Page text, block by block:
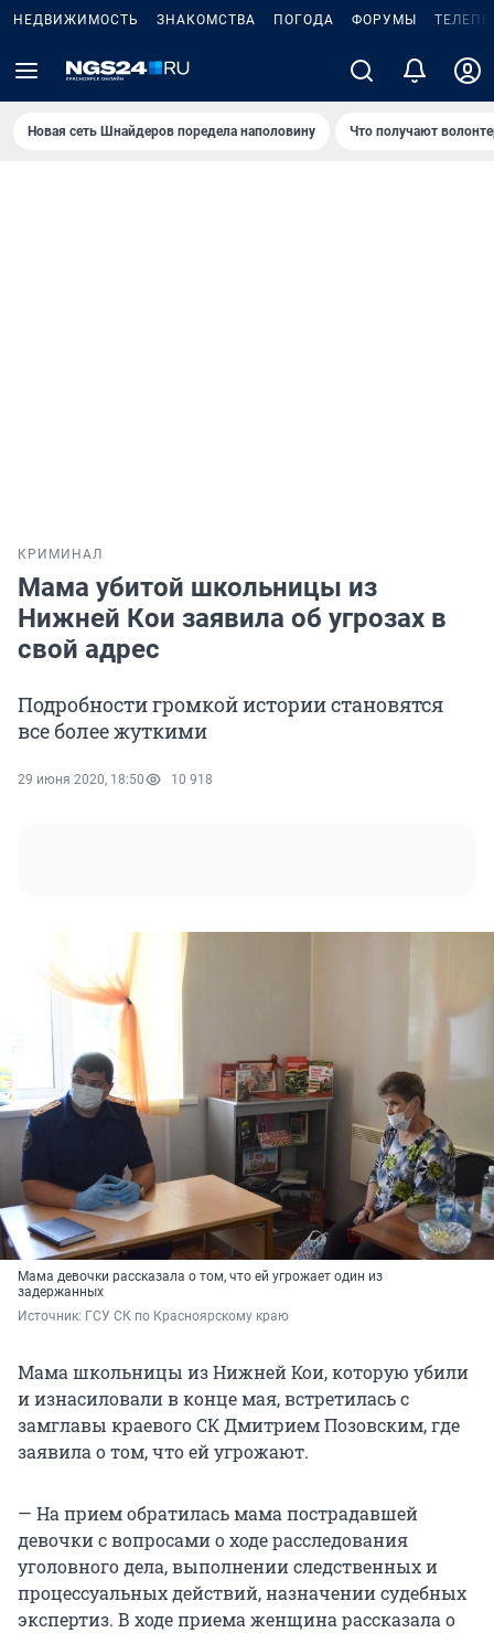
НЕДВИЖИМОСТЬ ЗНАКОМСТВА ПОГОДА ФОРУМЫ
Новая сеть Шнайдеров поредела наполовину Что получают
КРИМИНАЛ
Мама убитой школьницы из
Нижней Кои заявила об угрозах в
свой адрес
Подробности громкой истории становятся
все более жуткими
29 июня 2020, 18:50 10 918
Мама девочки рассказала о том, что ей угрожает один из
задержанных
Источник: ГСУ СК по Красноярскому краю
Мама школьницы из Нижней Кои, которую убили
и изнасиловали в конце мая, встретилась с
замглавы краевого СК Дмитрием Позовским, где
заявила о том, что ей угрожают.
— На прием обратилась мама пострадавшей
девочки с вопросами о ходе расследования
уголовного дела, выполнении следственных и
процессуальных действий, назначении судебных
экспертиз. В ходе приема женщина рассказала о